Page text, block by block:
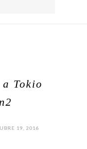
Tokio
19, 2016